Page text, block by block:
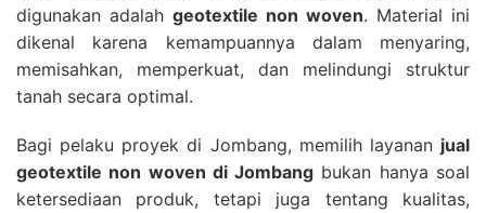
digunakan adalah geotextile non woven. Material ini
dikenal karena kemampuannya dalam menyaring,
memisahkan, memperkuat, dan melindungi struktur
tanah secara optimal.
Bagi pelaku proyek di Jombang, memilih layanan jual
geotextile non woven di Jombang bukan hanya soal
ketersediaan produk, tetapi juga tentang kualitas,